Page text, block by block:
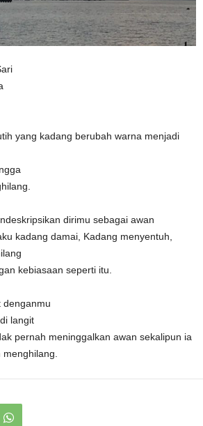
yang kadang berubah warna menjadi
dirimu sebagai awan
kadang damai, Kadang menyentuh,
kebiasaan seperti itu.
denganmu
langit
pernah meninggalkan awan sekalipun ia
menghilang.